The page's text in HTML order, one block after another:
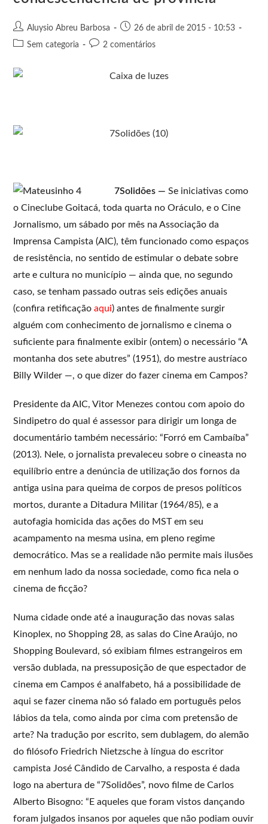
Aluysio Abreu Barbosa
26 de abril de 2015 - 10:53
Sem categoria
2 comentários
7Solidões — Se iniciativas como
o Cineclube Goitacá, toda quarta no Oráculo, e o Cine
Jornalismo, um sábado por mês na Associação da
Imprensa Campista (AIC), têm funcionado como espaços
de resistência, no sentido de estimular o debate sobre
arte e cultura no município — ainda que, no segundo
caso, se tenham passado outras seis edições anuais
(confira retificaçãoaqui) antes de finalmente surgir
alguém com conhecimento de jornalismo e cinema o
suficiente para finalmente exibir (ontem) o necessário “A
montanha dos sete abutres” (1951), do mestre austríaco
Billy Wilder —, o que dizer do fazer cinema em Campos?
Presidente da AIC, Vitor Menezes contou com apoio do
Sindipetro do qual é assessor para dirigir um longa de
documentário também necessário: “Forró em Cambaíba”
(2013). Nele, o jornalista prevaleceu sobre o cineasta no
equilíbrio entre a denúncia de utilização dos fornos da
antiga usina para queima de corpos de presos políticos
mortos, durante a Ditadura Militar (1964/85), e a
autofagia homicida das ações do MST em seu
acampamento na mesma usina, em pleno regime
democrático. Mas se a realidade não permite mais ilusões
em nenhum lado da nossa sociedade, como fica nela o
cinema de ficção?
Numa cidade onde até a inauguração das novas salas
Kinoplex, no Shopping 28, as salas do Cine Araújo, no
Shopping Boulevard, só exibiam filmes estrangeiros em
versão dublada, na pressuposição de que espectador de
cinema em Campos é analfabeto, há a possibilidade de
aqui se fazer cinema não só falado em português pelos
lábios da tela, como ainda por cima com pretensão de
arte? Na tradução por escrito, sem dublagem, do alemão
do filósofo Friedrich Nietzsche à língua do escritor
campista José Cândido de Carvalho, a resposta é dada
logo na abertura de “7Solidões”, novo filme de Carlos
Alberto Bisogno: “E aqueles que foram vistos dançando
foram julgados insanos por aqueles que não podiam ouvir